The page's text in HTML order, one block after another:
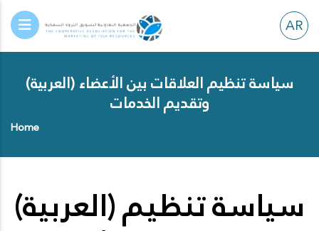
AR
(العربية) سياسة تنظيم العلاقات بين الأعضاء
وتقديم الخدمات
Home
(العربية) سياسة تنظيم